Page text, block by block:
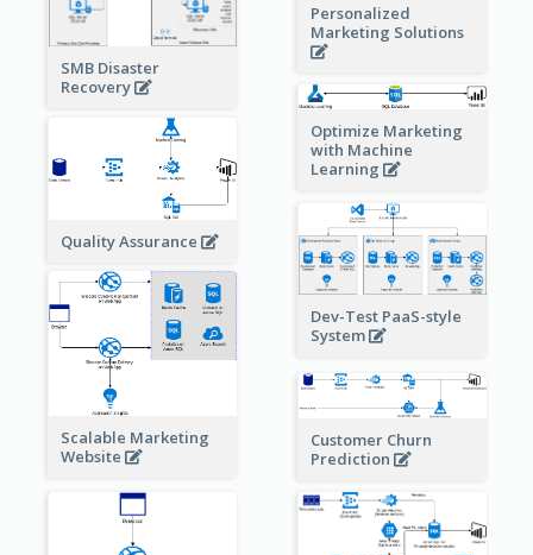
Personalized
Marketing Solutions
SMB Disaster
Recovery
Optimize Marketing
with Machine
Learning
Quality Assurance
Dev-Test PaaS-style
System
Scalable Marketing
Website
Customer Churn
Prediction